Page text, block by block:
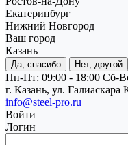
Екатеринбург
Нижний Новгород
Ваш город
Казань
Да, спасибо Нет, другой
Пн-Пт: 09:00 - 18:00 Cб-
г. Казань, ул.
info@steel-pro.ru
Войти
Логин